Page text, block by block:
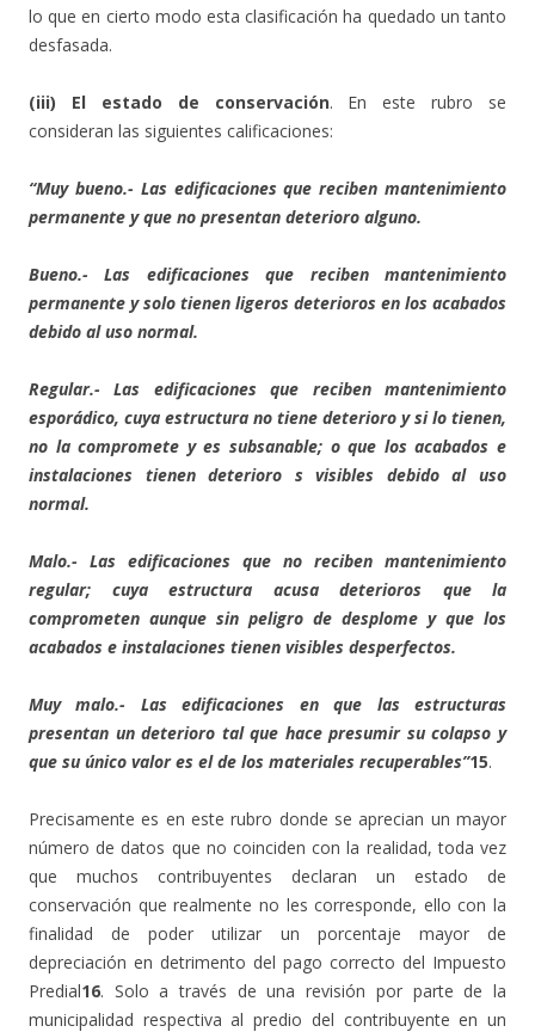
lo que en cierto modo esta clasificación ha quedado un tanto
desfasada.
(iii) El estado de conservación. En este rubro se
consideran las siguientes calificaciones:
“Muy bueno.- Las edificaciones que reciben mantenimiento
permanente y que no presentan deterioro alguno.
Bueno.- Las edificaciones que reciben mantenimiento
permanente y solo tienen ligeros deterioros en los acabados
debido al uso normal.
Regular.- Las edificaciones que reciben mantenimiento
esporádico, cuya estructura no tiene deterioro y si lo tienen,
no la compromete y es subsanable; o que los acabados e
instalaciones tienen deterioro s visibles debido al uso
normal.
Malo.- Las edificaciones que no reciben mantenimiento
regular; cuya estructura acusa deterioros que la
comprometen aunque sin peligro de desplome y que los
acabados e instalaciones tienen visibles desperfectos.
Muy malo.- Las edificaciones en que las estructuras
presentan un deterioro tal que hace presumir su colapso y
que su único valor es el de los materiales recuperables”15.
Precisamente es en este rubro donde se aprecian un mayor
número de datos que no coinciden con la realidad, toda vez
que muchos contribuyentes declaran un estado de
conservación que realmente no les corresponde, ello con la
finalidad de poder utilizar un porcentaje mayor de
depreciación en detrimento del pago correcto del Impuesto
Predial16. Solo a través de una revisión por parte de la
municipalidad respectiva al predio del contribuyente en un